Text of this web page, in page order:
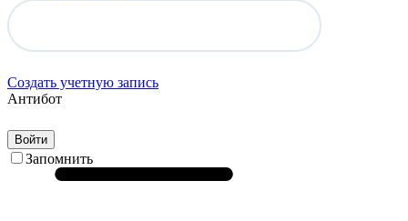
Создать учетную запись
Антибот
Войти
Запомнить